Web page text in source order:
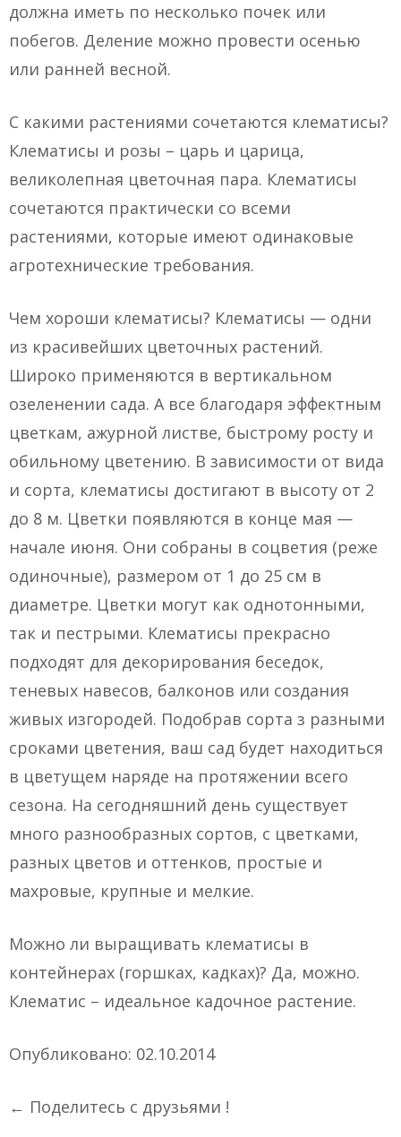
должна иметь по несколько почек или
побегов. Деление можно провести осенью
или ранней весной.
С какими растениями сочетаются клематисы?
Клематисы и розы – царь и царица,
великолепная цветочная пара. Клематисы
сочетаются практически со всеми
растениями, которые имеют одинаковые
агротехнические требования.
Чем хороши клематисы? Клематисы — одни
из красивейших цветочных растений.
Широко применяются в вертикальном
озеленении сада. А все благодаря эффектным
цветкам, ажурной листве, быстрому росту и
обильному цветению. В зависимости от вида
и сорта, клематисы достигают в высоту от 2
до 8 м. Цветки появляются в конце мая —
начале июня. Они собраны в соцветия (реже
одиночные), размером от 1 до 25 см в
диаметре. Цветки могут как однотонными,
так и пестрыми. Клематисы прекрасно
подходят для декорирования беседок,
теневых навесов, балконов или создания
живых изгородей. Подобрав сорта з разными
сроками цветения, ваш сад будет находиться
в цветущем наряде на протяжении всего
сезона. На сегодняшний день существует
много разнообразных сортов, с цветками,
разных цветов и оттенков, простые и
махровые, крупные и мелкие.
Можно ли выращивать клематисы в
контейнерах (горшках, кадках)? Да, можно.
Клематис – идеальное кадочное растение.
Опубликовано: 02.10.2014
← Поделитесь с друзьями !